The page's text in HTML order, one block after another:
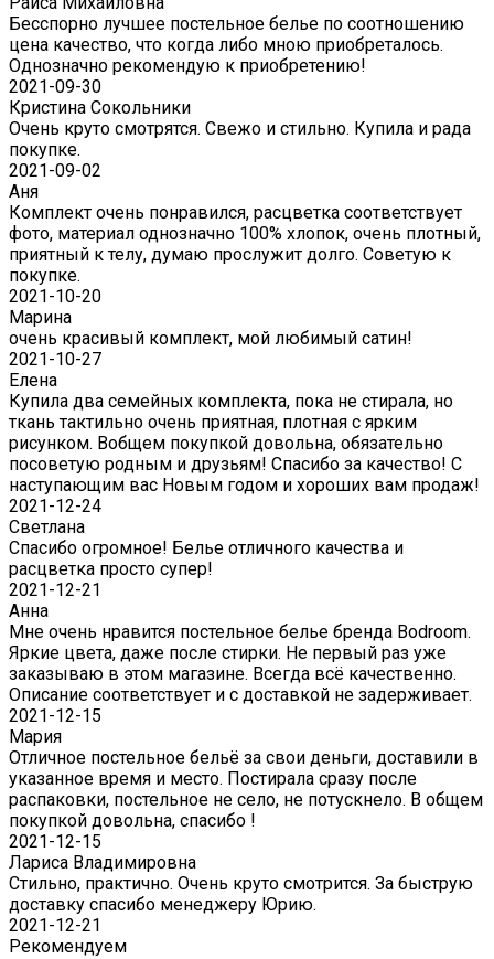
Бесспорно лучшее постельное белье по соотношению
цена качество, что когда либо мною приобреталось.
Однозначно рекомендую к приобретению!
2021-09-30
Кристина Сокольники
Очень круто смотрятся. Свежо и стильно. Купила и рада
покупке.
2021-09-02
Аня
Комплект очень понравился, расцветка соответствует
фото, материал однозначно 100% хлопок, очень плотный,
приятный к телу, думаю прослужит долго. Советую к
покупке.
2021-10-20
Марина
очень красивый комплект, мой любимый сатин!
2021-10-27
Елена
Купила два семейных комплекта, пока не стирала, но
ткань тактильно очень приятная, плотная с ярким
рисунком. Вобщем покупкой довольна, обязательно
посоветую родным и друзьям! Спасибо за качество! С
наступающим вас Новым годом и хороших вам продаж!
2021-12-24
Светлана
Спасибо огромное! Белье отличного качества и
расцветка просто супер!
2021-12-21
Анна
Мне очень нравится постельное белье бренда Bodroom.
Яркие цвета, даже после стирки. Не первый раз уже
заказываю в этом магазине. Всегда всё качественно.
Описание соответствует и с доставкой не задерживает.
2021-12-15
Мария
Отличное постельное бельё за свои деньги, доставили в
указанное время и место. Постирала сразу после
распаковки, постельное не село, не потускнело. В общем
покупкой довольна, спасибо !
2021-12-15
Лариса Владимировна
Стильно, практично. Очень круто смотрится. За быструю
доставку спасибо менеджеру Юрию.
2021-12-21
Рекомендуем